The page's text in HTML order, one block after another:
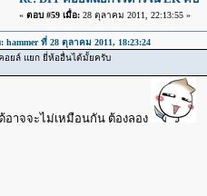
« ตอบ #59 เมื่อ:28 ตุลาคม 2011, 22:13:55 »
hammer ที่ 28 ตุลาคม 2011, 18:23:24
คอยล์ แยก ยี่ห้ออื่นได้มั้ยครับ
อาจจะไม่เหมือนกัน ต้องลอง